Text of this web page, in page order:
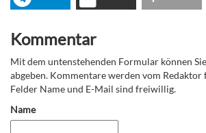
Kommentar
Mit dem untenstehenden Formular können
abgeben. Kommentare werden vom
Felder Name und E-Mail sind freiwillig.
Name